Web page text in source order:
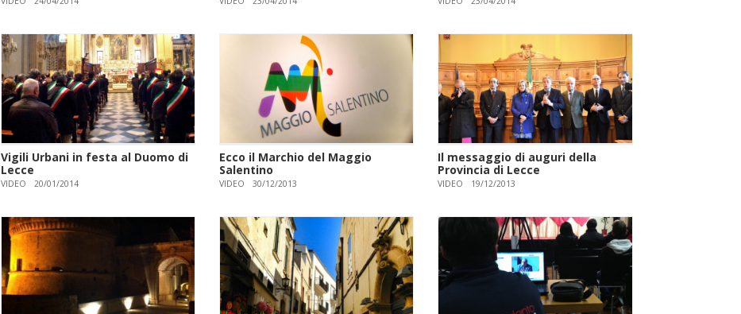
Vigili Urbani in festa al Duomo di
Lecce
VIDEO 20/01/2014
Ecco il Marchio del Maggio
Salentino
VIDEO 30/12/2013
Il messaggio di auguri della
Provincia di Lecce
VIDEO 19/12/2013